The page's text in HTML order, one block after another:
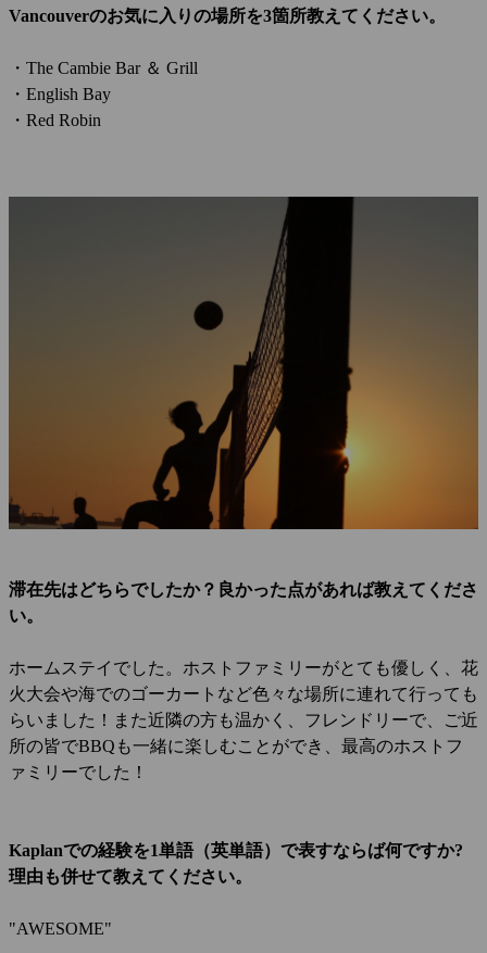
Vancouverのお気に入りの場所を3箇所教えてください。
・The Cambie Bar ＆ Grill
・English Bay
・Red Robin
滞在先はどちらでしたか？良かった点があれば教えてくださ
い。
ホームステイでした。ホストファミリーがとても優しく、花
火大会や海でのゴーカートなど色々な場所に連れて行っても
らいました！また近隣の方も温かく、フレンドリーで、ご近
所の皆でBBQも一緒に楽しむことができ、最高のホストフ
ァミリーでした！
Kaplanでの経験を1単語（英単語）で表すならば何ですか?
理由も併せて教えてください。
"AWESOME"